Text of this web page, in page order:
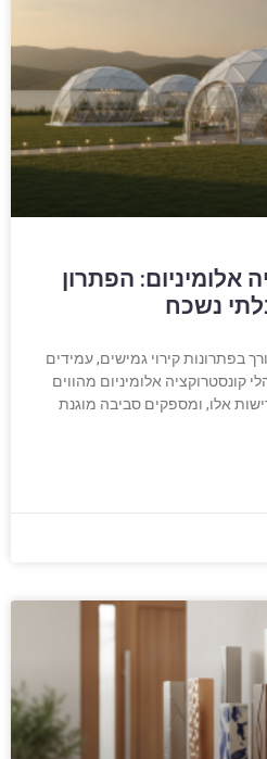
אלומיניום: הפתרון
נשכח
בפתרונות קירוי גמישים, עמידים
קונסטרוקציה אלומיניום מהווים
אלו, ומספקים סביבה מוגנת